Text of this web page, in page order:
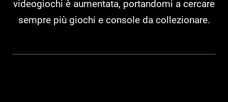
videogiochi è aumentata, portandomi a cercare
sempre più giochi e console da collezionare.